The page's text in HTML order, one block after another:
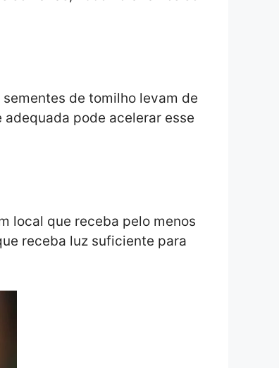
de tomilho levam de
pode acelerar esse
local que receba pelo menos
receba luz suficiente para